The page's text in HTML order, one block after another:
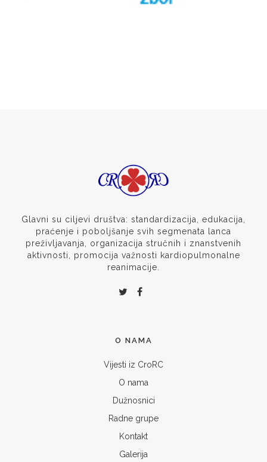
Glavni su ciljevi društva: standardizacija, edukacija,
praćenje i poboljšanje svih segmenata lanca
preživljavanja, organizacija stručnih i znanstvenih
aktivnosti, promocija važnosti kardiopulmonalne
reanimacije.
O NAMA
Vijesti iz CroRC
O nama
Dužnosnici
Radne grupe
Kontakt
Galerija